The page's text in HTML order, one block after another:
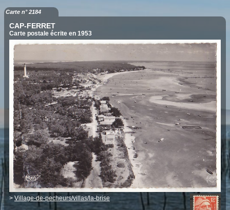
Carte n° 2184
CAP-FERRET
Carte postale écrite en 1953
> Village-de-pecheurs/villas/la-brise